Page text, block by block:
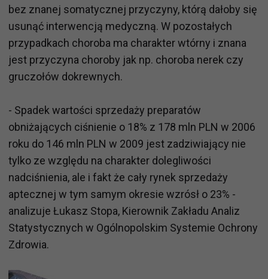
bez znanej somatycznej przyczyny, którą dałoby się
usunąć interwencją medyczną. W pozostałych
przypadkach choroba ma charakter wtórny i znana
jest przyczyna choroby jak np. choroba nerek czy
gruczołów dokrewnych.
- Spadek wartości sprzedaży preparatów
obniżających ciśnienie o 18% z 178 mln PLN w 2006
roku do 146 mln PLN w 2009 jest zadziwiający nie
tylko ze względu na charakter dolegliwości
nadciśnienia, ale i fakt że cały rynek sprzedaży
aptecznej w tym samym okresie wzrósł o 23% -
analizuje Łukasz Stopa, Kierownik Zakładu Analiz
Statystycznych w Ogólnopolskim Systemie Ochrony
Zdrowia.